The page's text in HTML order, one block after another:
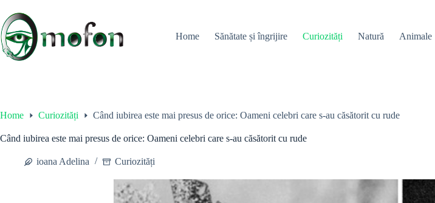
content
Home
Sănătate și îngrijire Curiozități Natură Animale
Home Curiozități Când iubirea este mai presus de orice: Oameni celebri care s-au căsătorit cu rude
Când iubirea este mai presus de orice: Oameni celebri care s-au căsătorit cu rude
ioana Adelina Curiozități